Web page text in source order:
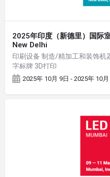
2025年印度（新德里）国际
New Delhi
印刷设备 制造/精加工和装饰
字标牌 3D打印
2025年 10月 9日 - 2025年 10月